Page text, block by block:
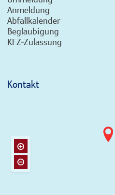
Anmeldung
Abfallkalender
Beglaubigung
KFZ-Zulassung
Kontakt